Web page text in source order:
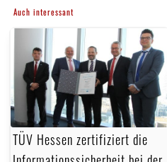
Auch interessant
TÜV Hessen zertifiziert die